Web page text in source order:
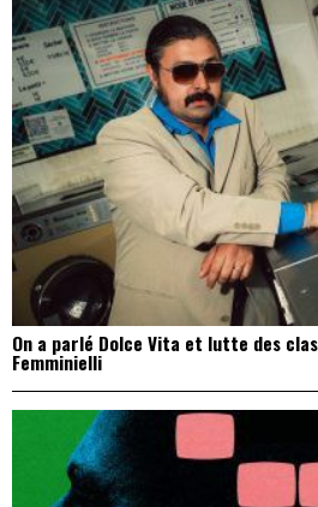
On a parlé Dolce Vita et lutte des
Femminielli